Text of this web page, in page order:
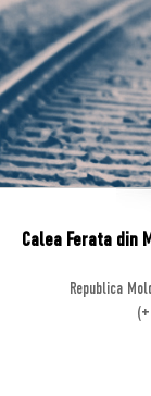
Calea Ferata din
Republica